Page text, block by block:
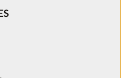
réseaux